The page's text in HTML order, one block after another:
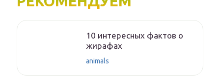
10 интересных фактов о
жирафах
animals